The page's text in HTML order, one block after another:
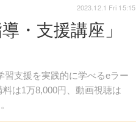
・支援講座」
支援を実践的に学べるeラー
は1万8,000円、動画視聴は
2023.12.1 Fri 15:15